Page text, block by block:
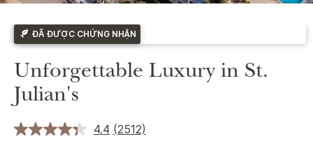
ĐÃ ĐƯỢC CHỨNG NHẬN
Unforgettable Luxury in St.
Julian's
4.4 (2512)